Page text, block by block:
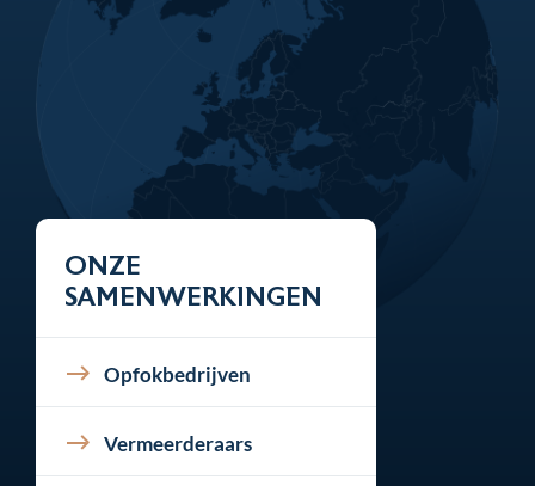
ONZE
SAMENWERKINGEN
Opfokbedrijven
Vermeerderaars